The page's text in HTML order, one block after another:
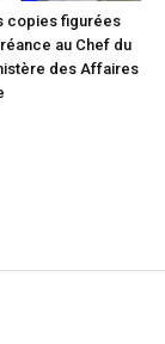
copies figurées
au Chef du
des Affaires